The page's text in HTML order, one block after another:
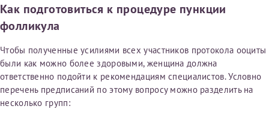
Как подготовиться к процедуре пункции
фолликула
Чтобы полученные усилиями всех участников протокола ооциты
были как можно более здоровыми, женщина должна
ответственно подойти к рекомендациям специалистов. Условно
перечень предписаний по этому вопросу можно разделить на
несколько групп: